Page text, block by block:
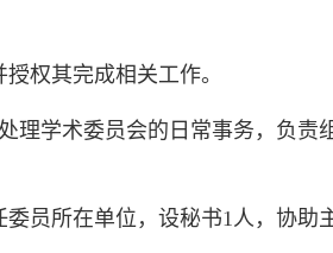
权其完成相关工作。
理学术委员会的日常事务，负
员所在单位，设秘书1人，协助